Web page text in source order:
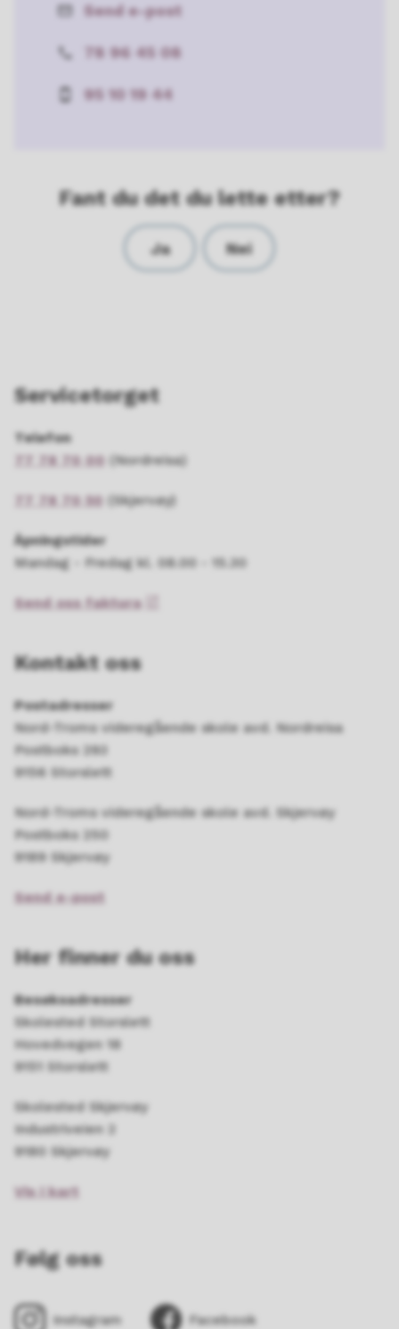
E-
post
Send e-post
Telefon
78 96 45 08
Mobil
95 10 19 44
Fant du det du lette etter?
Ja Nei
Servicetorget
Telefon
77 78 70 00 (Nordreisa)
77 78 70 50 (Skjervøy)
Åpningstider
Mandag - Fredag kl. 08.00 - 15.30
Send oss faktura
Kontakt oss
Postadresser
Nord-Troms videregående skole avd. Nordreisa
Postboks 293
9156 Storslett
Nord-Troms videregående skole avd. Skjervøy
Postboks 250
9189 Skjervøy
Send e-post
Her finner du oss
Besøksadresser
Skolested Storslett
Hovedvegen 18
9151 Storslett
Skolested Skjervøy
Industriveien 2
9180 Skjervøy
Vis i kart
Følg oss
Instagram Facebook